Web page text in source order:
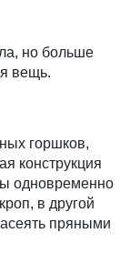
но больше
вещь.
горшков,
конструкция
одновременно
в другой
пряными